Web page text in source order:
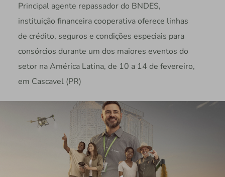
Principal agente repassador do BNDES,
instituição financeira cooperativa oferece linhas
de crédito, seguros e condições especiais para
consórcios durante um dos maiores eventos do
setor na América Latina, de 10 a 14 de fevereiro,
em Cascavel (PR)